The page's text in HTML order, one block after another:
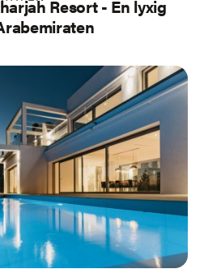
Resort - En lyxig